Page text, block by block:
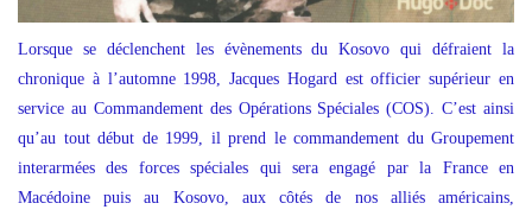
Lorsque se déclenchent les évènements du Kosovo qui défraient la
chronique à l’automne 1998, Jacques Hogard est officier supérieur en
service au Commandement des Opérations Spéciales (COS). C’est ainsi
qu’au tout début de 1999, il prend le commandement du Groupement
interarmées des forces spéciales qui sera engagé par la France en
Macédoine puis au Kosovo, aux côtés de nos alliés américains,